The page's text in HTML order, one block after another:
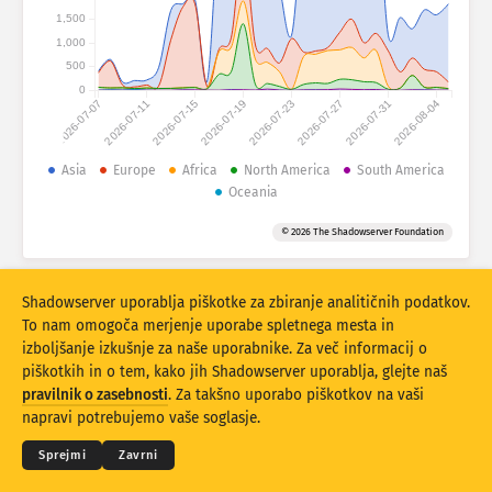
Statistika napadov: Naprave
Pomoč
Države
Nabor podatkov
Omejitev
Prekrivanje
Posodobi Ponastavitev
Prenesite kot PNG
2026-07-072026-07-112026-07-152026-07-192026-07-232026-07-272026-07-312026-08-04
0
500
1,000
1,500
Asia Europe Africa North America
South America
Oceania
© 2026 The Shadowserver Foundation
© 2026THE SHADOWSERVER FOUNDATION
Zasebnost in pogoji
Kontaktirajte nas Zasluge
Shadowserver uporablja piškotke za zbiranje analitičnih podatkov.
To nam omogoča merjenje uporabe spletnega mesta in
izboljšanje izkušnje za naše uporabnike. Za več informacij o
piškotkih in o tem, kako jih Shadowserver uporablja, glejte naš
pravilnik o zasebnosti. Za takšno uporabo piškotkov na vaši
napravi potrebujemo vaše soglasje.
Sprejmi Zavrni